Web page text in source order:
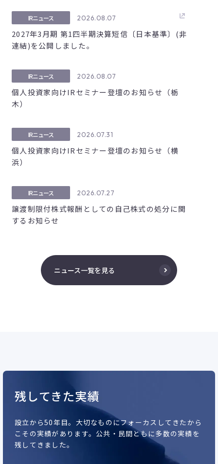
2026.08.07
IRニュース
2027年3月期 第1四半期決算短信〔日本基準〕(非
連結)を公開しました。
2026.08.07
IRニュース
個人投資家向けIRセミナー登壇のお知らせ（栃
木）
2026.07.31
IRニュース
個人投資家向けIRセミナー登壇のお知らせ（横
浜）
2026.07.27
IRニュース
譲渡制限付株式報酬としての自己株式の処分に関
するお知らせ
ニュース一覧を見る
残してきた実績
設立から50年目。 大切なものにフォーカスしてきたから
こその実績があります。 公共・民間ともに多数の実績を
残してきました。